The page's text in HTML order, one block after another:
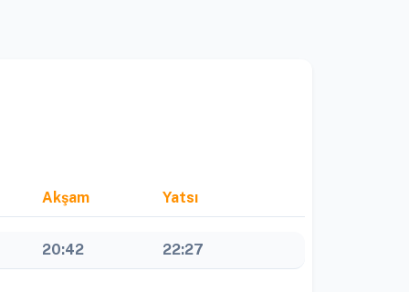
Akşam Yatsı
20:42 22:27